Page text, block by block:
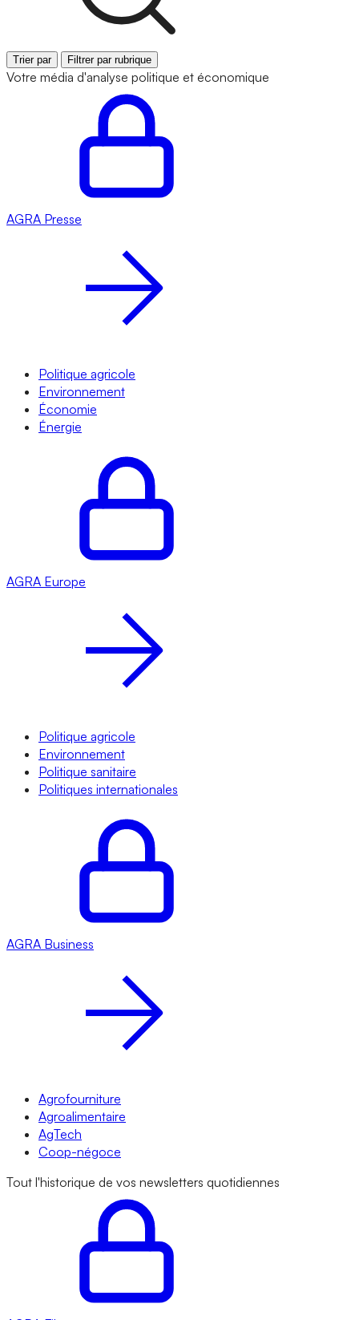
Trier par Filtrer par rubrique
Votre média d'analyse politique et économique
AGRA Presse
Politique agricole
Environnement
Économie
Énergie
AGRA Europe
Politique agricole
Environnement
Politique sanitaire
Politiques internationales
AGRA Business
Agrofourniture
Agroalimentaire
AgTech
Coop-négoce
Tout l'historique de vos newsletters quotidiennes